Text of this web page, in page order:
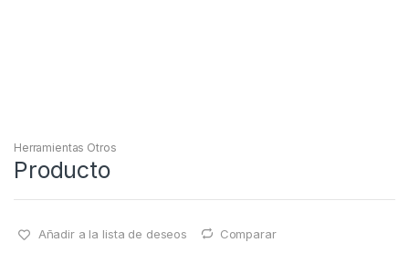
Herramientas Otros
Producto
Añadir a la lista de deseos Comparar